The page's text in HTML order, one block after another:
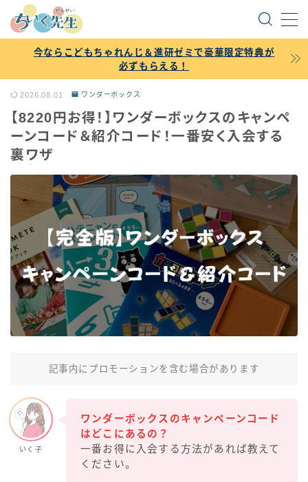
MENU
掲載依頼・各種お問い合わせ
トップページに戻る
進研ゼミ記事一覧
スマイルゼミ記事一覧
ポピー記事一覧
Ｚ会記事一覧
ワンダーボックス記事一覧
スタディサプリ記事一覧
RISU記事一覧
今ならこどもちゃれんじ＆進研ゼミで豪華限定特典が
必ずもらえる！
2026.08.01 ワンダーボックス
【8220円お得！】ワンダーボックスのキャンペ
ーンコード＆紹介コード！一番安く入会する
裏ワザ
記事内にプロモーションを含む場合があります
いく子
ワンダーボックスのキャンペーンコード
はどこにあるの？
一番お得に入会する方法があれば教えて
ください。